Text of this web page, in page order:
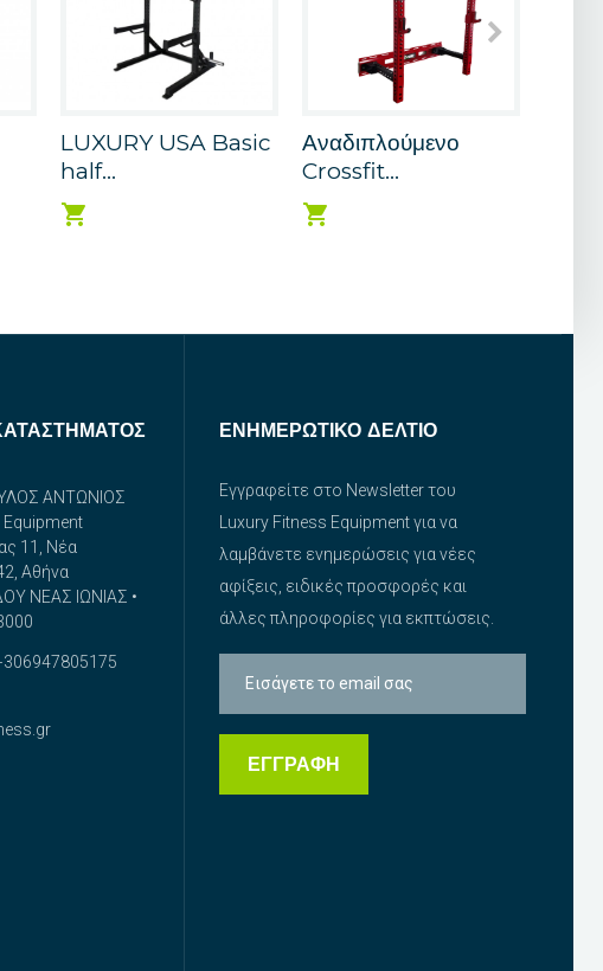
LUXURY USA Basic
half...
Αναδιπλούμενο
Crossfit...
ΑΝΤΩΝΙΟΣ
Equipment
11, Νέα
Αθήνα
ΝΕΑΣ ΙΩΝΙΑΣ •
ΕΝΗΜΕΡΩΤΙΚΌ ΔΕΛΤΊΟ
Εγγραφείτε στο Newsletter του
Luxury Fitness Equipment για να
λαμβάνετε ενημερώσεις για νέες
αφίξεις, ειδικές προσφορές και
άλλες πληροφορίες για εκπτώσεις.